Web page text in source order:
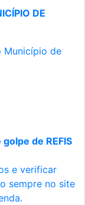
DE
Município de
de REFIS
e verificar
sempre no site